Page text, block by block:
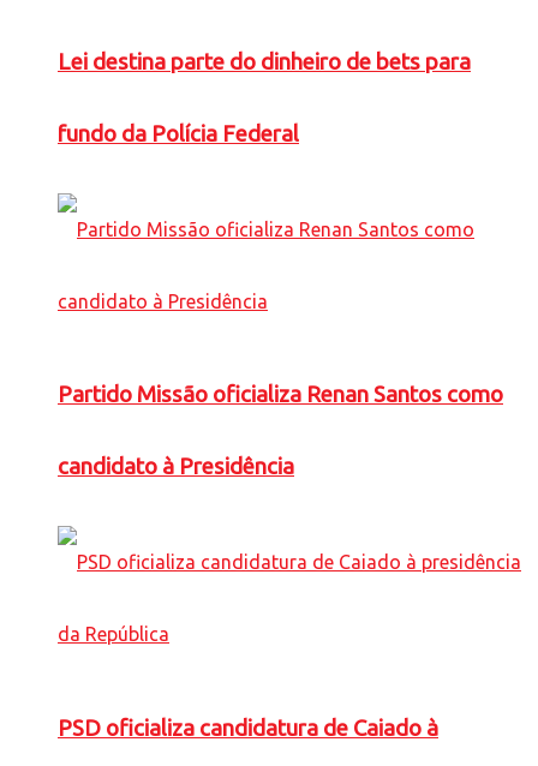
Lei destina parte do dinheiro de bets para
fundo da Polícia Federal
Partido Missão oficializa Renan Santos como
candidato à Presidência
PSD oficializa candidatura de Caiado à